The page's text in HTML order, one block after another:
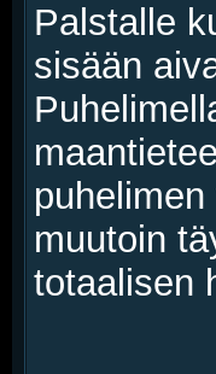
Palstalle
sisään
muutoin
totaalisen